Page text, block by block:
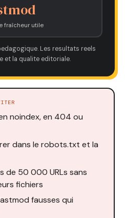
fraîcheur utile
Les resultats reels
et la qualite editoriale.
noindex, en 404 ou
dans le robots.txt et la
de 50 000 URLs sans
fichiers
fausses qui